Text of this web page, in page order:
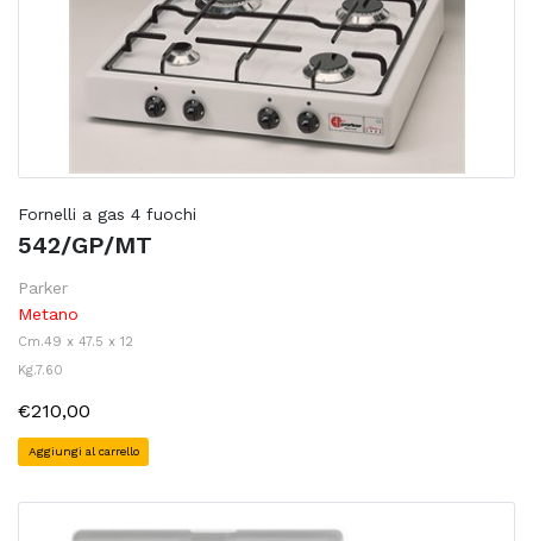
Fornelli a gas 4 fuochi
542/GP/MT
Parker
Metano
Cm.49 x 47.5 x 12
Kg.7.60
€210,00
Aggiungi al carrello